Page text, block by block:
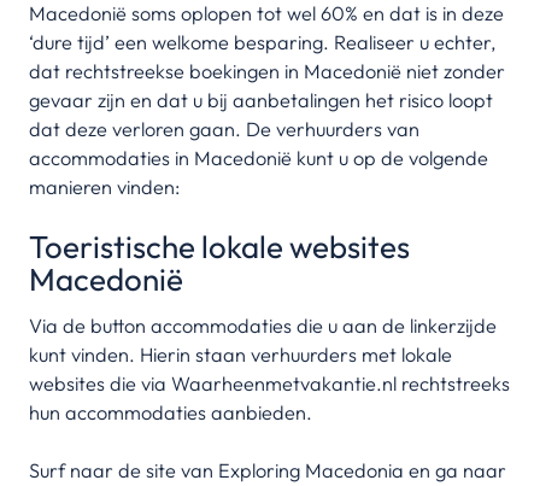
Macedonië soms oplopen tot wel 60% en dat is in deze
‘dure tijd’ een welkome besparing. Realiseer u echter,
dat rechtstreekse boekingen in Macedonië niet zonder
gevaar zijn en dat u bij aanbetalingen het risico loopt
dat deze verloren gaan. De verhuurders van
accommodaties in Macedonië kunt u op de volgende
manieren vinden:
Toeristische lokale websites
Macedonië
Via de button accommodaties die u aan de linkerzijde
kunt vinden. Hierin staan verhuurders met lokale
websites die via Waarheenmetvakantie.nl rechtstreeks
hun accommodaties aanbieden.
Surf naar de site van Exploring Macedonia en ga naar